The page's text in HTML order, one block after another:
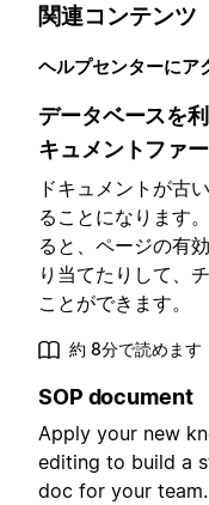
関連コンテンツ
ヘルプセンターにア
データベースを
キュメントファ
ドキュメントが古
ることになります
ると、ページの有
り当てたりして、
ことができます。
約 8分で読めます
SOP document
Apply your new
editing to build a
doc for your team.